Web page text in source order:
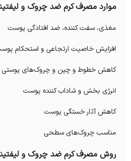
موارد مصرف کرم ضد چروک و
مغذی، سفت کننده، ضد افتادگی پوست
افزایش خاصیت ارتجاعی و استحکام
کاهش خطوط و چین و چروک‌های پوستی
انرژی بخش و شاداب کننده پوست
کاهش آثار خستگی پوست
مناسب چروک‌های سطحی
روش مصرف کرم ضد چروک و